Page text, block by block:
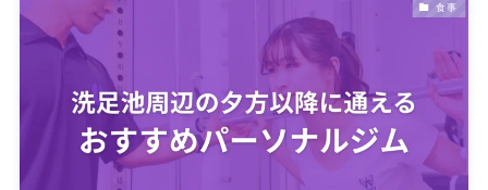
食事